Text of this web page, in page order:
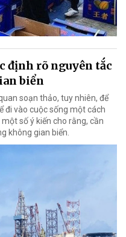
định rõ nguyên tắc
biển
soạn thảo, tuy nhiên, để
đi vào cuộc sống một cách
số ý kiến cho rằng, cần
không gian biển.